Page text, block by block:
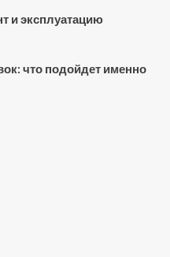
и эксплуатацию
что подойдет именно